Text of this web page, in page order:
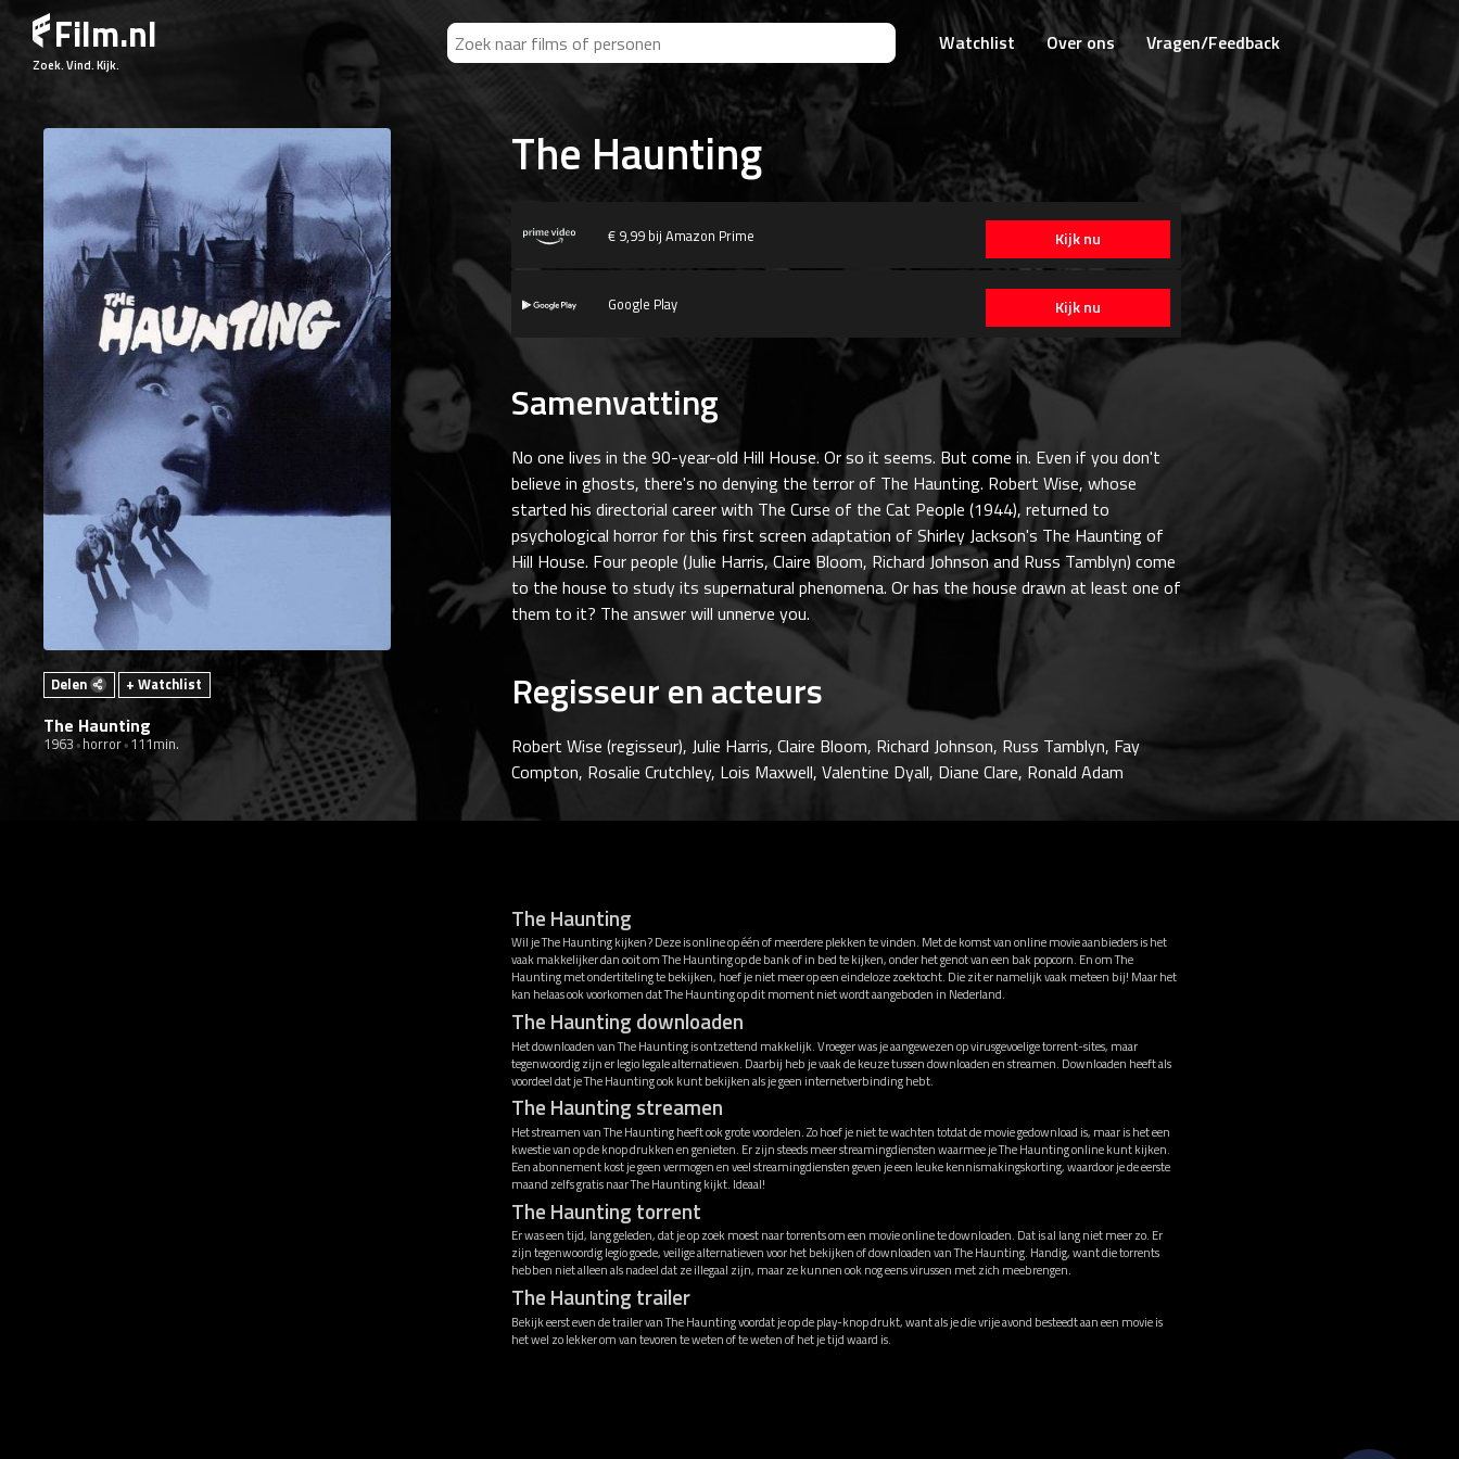
Film.nl
Zoek. Vind. Kijk.
Watchlist Over ons Vragen/Feedback
Delen + Watchlist
The Haunting
1963 horror 111min.
The Haunting
Kijk nu
€ 9,99 bij Amazon Prime
Kijk nu
Google Play
Samenvatting
No one lives in the 90-year-old Hill House. Or so it seems. But come in. Even if you don't
believe in ghosts, there's no denying the terror of The Haunting. Robert Wise, whose
started his directorial career with The Curse of the Cat People (1944), returned to
psychological horror for this first screen adaptation of Shirley Jackson's The Haunting of
Hill House. Four people (Julie Harris, Claire Bloom, Richard Johnson and Russ Tamblyn) come
to the house to study its supernatural phenomena. Or has the house drawn at least one of
them to it? The answer will unnerve you.
Regisseur en acteurs
Robert Wise (regisseur), Julie Harris, Claire Bloom, Richard Johnson, Russ Tamblyn, Fay
Compton, Rosalie Crutchley, Lois Maxwell, Valentine Dyall, Diane Clare, Ronald Adam
The Haunting
Wil je The Haunting kijken? Deze is online op één of meerdere plekken te vinden. Met de komst van online movie aanbieders is het
vaak makkelijker dan ooit om The Haunting op de bank of in bed te kijken, onder het genot van een bak popcorn. En om The
Haunting met ondertiteling te bekijken, hoef je niet meer op een eindeloze zoektocht. Die zit er namelijk vaak meteen bij! Maar het
kan helaas ook voorkomen dat The Haunting op dit moment niet wordt aangeboden in Nederland.
The Haunting downloaden
Het downloaden van The Haunting is ontzettend makkelijk. Vroeger was je aangewezen op virusgevoelige torrent-sites, maar
tegenwoordig zijn er legio legale alternatieven. Daarbij heb je vaak de keuze tussen downloaden en streamen. Downloaden heeft als
voordeel dat je The Haunting ook kunt bekijken als je geen internetverbinding hebt.
The Haunting streamen
Het streamen van The Haunting heeft ook grote voordelen. Zo hoef je niet te wachten totdat de movie gedownload is, maar is het een
kwestie van op de knop drukken en genieten. Er zijn steeds meer streamingdiensten waarmee je The Haunting online kunt kijken.
Een abonnement kost je geen vermogen en veel streamingdiensten geven je een leuke kennismakingskorting, waardoor je de eerste
maand zelfs gratis naar The Haunting kijkt. Ideaal!
The Haunting torrent
Er was een tijd, lang geleden, dat je op zoek moest naar torrents om een movie online te downloaden. Dat is al lang niet meer zo. Er
zijn tegenwoordig legio goede, veilige alternatieven voor het bekijken of downloaden van The Haunting. Handig, want die torrents
hebben niet alleen als nadeel dat ze illegaal zijn, maar ze kunnen ook nog eens virussen met zich meebrengen.
The Haunting trailer
Bekijk eerst even de trailer van The Haunting voordat je op de play-knop drukt, want als je die vrije avond besteedt aan een movie is
het wel zo lekker om van tevoren te weten of te weten of het je tijd waard is.